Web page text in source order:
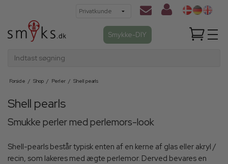
Smykke-DIY
Indtast søgning
Forside / Shop / Perler / Shell pearls
Shell pearls
Smukke perler med perlemors-look
Shell-pearls består typisk enten af en kerne af glas eller akryl /
recin, som lakeres med ægte perlemor. Derved bevares en